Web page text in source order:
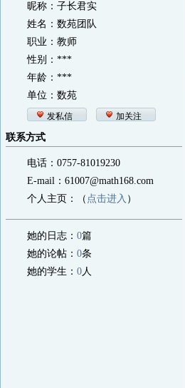
昵称：子长君实
姓名：数苑团队
职业：教师
性别：***
年龄：***
单位：数苑
发私信 加关注
联系方式
电话：0757-81019230
E-mail：61007@math168.com
个人主页：（ 点击进入 ）
她的日志： 0篇
她的论帖： 0条
她的学生： 0人